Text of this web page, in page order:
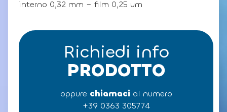
interno 0,32 mm – film 0,25 um
Richiedi info
PRODOTTO
oppure chiamaci al numero
+39 0363 305774